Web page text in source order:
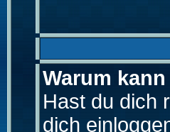
Warum
Hast du dich
dich